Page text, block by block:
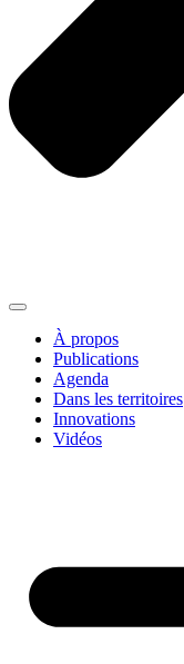
À propos
Publications
Agenda
Dans les territoires
Innovations
Vidéos